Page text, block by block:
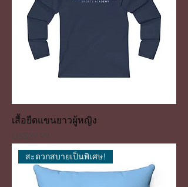
เสื้อยืดแขนยาวผู้หญิง
ราคา
US$29.99
สะดวกสบายเป็นพิเศษ!